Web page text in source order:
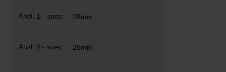
28mm
28mm